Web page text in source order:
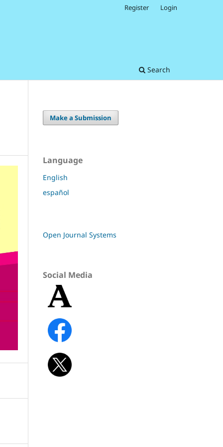
Search
Register Login
Make a Submission
Language
English
español
Open Journal Systems
Social Media